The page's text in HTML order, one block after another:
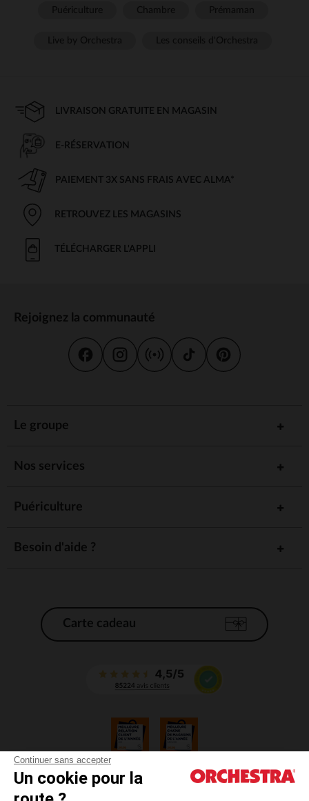
Continuer sans accepter
Un cookie pour la
LIVRAISON GRATUITE EN MAGASIN
E-RÉSERVATION
PAIEMENT 3X SANS FRAIS AVEC ALMA*
RETROUVEZ LES MAGASINS
TÉLÉCHARGER L'APPLI
Rejoignez la communauté
Le groupe
Nos services
Puériculture
Besoin d'aide ?
Carte cadeau